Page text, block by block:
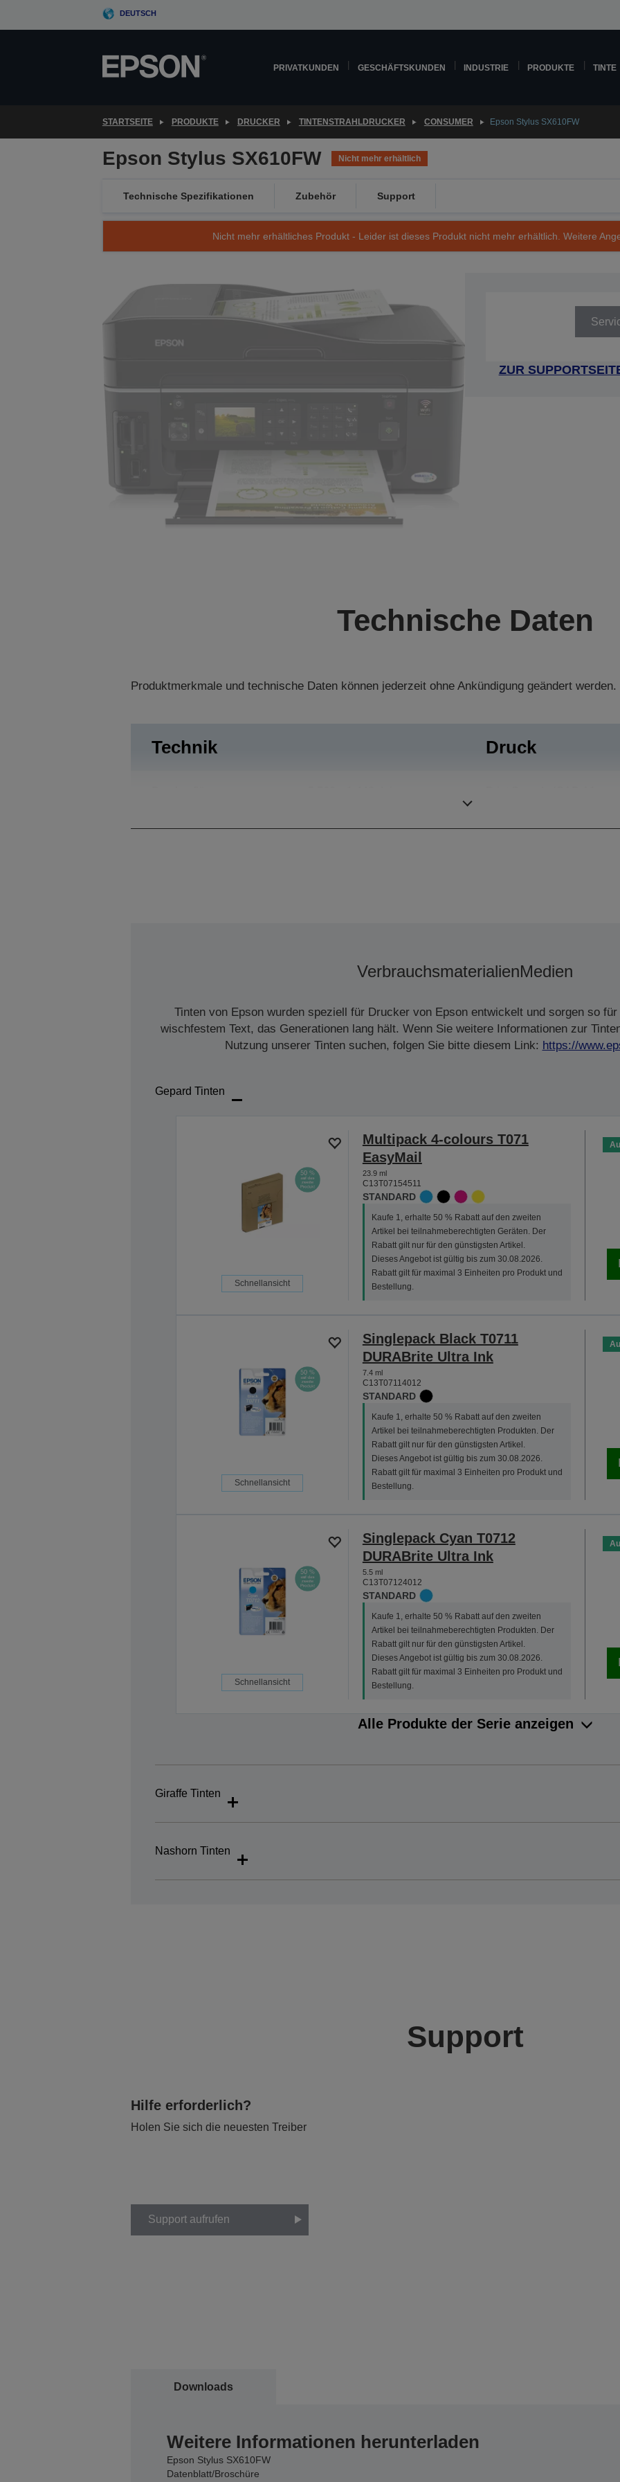
DEUTSCH
PRIVATKUNDEN GESCHÄFTSKUNDEN INDUSTRIE PRODUKTE TINTE
STARTSEITE PRODUKTE DRUCKER TINTENSTRAHLDRUCKER CONSUMER Epson Stylus SX610FW
Epson Stylus SX610FW Nicht mehr erhältlich
Technische Spezifikationen Zubehör Support
Nicht mehr erhältliches Produkt - Leider ist dieses Produkt nicht mehr erhältlich. Weitere
ZUR
Technische Daten
Produktmerkmale und technische Daten können jederzeit ohne Ankündigung geändert werden.
Technik Druck
VerbrauchsmaterialienMedien
Tinten von Epson wurden speziell für Drucker von Epson entwickelt und sorgen so
wischfestem Text, das Generationen lang hält. Wenn Sie weitere Informationen zur
Nutzung unserer Tinten suchen, folgen Sie bitte diesem Link: https://
Gepard Tinten
Schnellansicht
Multipack 4-colours T071
EasyMail
23.9 ml
C13T07154511
STANDARD
Kaufe 1, erhalte 50 % Rabatt auf den zweiten
Artikel bei teilnahmeberechtigten Geräten. Der
Rabatt gilt nur für den günstigsten Artikel.
Dieses Angebot ist gültig bis zum 30.08.2026.
Rabatt gilt für maximal 3 Einheiten pro Produkt und
Bestellung.
Schnellansicht
Singlepack Black T0711
DURABrite Ultra Ink
7.4 ml
C13T07114012
STANDARD
Kaufe 1, erhalte 50 % Rabatt auf den zweiten
Artikel bei teilnahmeberechtigten Produkten. Der
Rabatt gilt nur für den günstigsten Artikel.
Dieses Angebot ist gültig bis zum 30.08.2026.
Rabatt gilt für maximal 3 Einheiten pro Produkt und
Bestellung.
Schnellansicht
Singlepack Cyan T0712
DURABrite Ultra Ink
5.5 ml
C13T07124012
STANDARD
Kaufe 1, erhalte 50 % Rabatt auf den zweiten
Artikel bei teilnahmeberechtigten Produkten. Der
Rabatt gilt nur für den günstigsten Artikel.
Dieses Angebot ist gültig bis zum 30.08.2026.
Rabatt gilt für maximal 3 Einheiten pro Produkt und
Bestellung.
Alle Produkte der Serie anzeigen
Giraffe Tinten
Nashorn Tinten
Support
Hilfe erforderlich?
Holen Sie sich die neuesten Treiber
Support aufrufen
Downloads
Weitere Informationen herunterladen
Epson Stylus SX610FW
Datenblatt/Broschüre